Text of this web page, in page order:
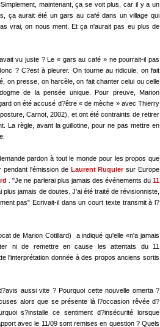
maintenant, ça se voit plus, car il y a un
ça aurait été un gars au café dans un village qui
vrai, on nous ment. Et ça n'aurait pas eu plus de
vu juste ? Le « gars au café » ne pourrait-il pas
? C?est à pleurer. On tourne au ridicule, on fait
on presse, on harcèle, on fait chanter celui ou celle
de la pensée unique. Pour preuve, Marion
on été accusé d?être « de mèche » avec Thierry
Carnot, 2002), et ont été contraints de retirer
La règle, avant la guillotine, pour ne pas mettre en
pardon à tout le monde pour les propos que
pendant l'émission de Laurent Ruquiersur Europe
. "Je ne parlerai plus jamais des événements du11
plus jamais de doutes. J'ai été traité de révisionniste,
pas" Ecrivait-il dans un court texte transmit à l?
de Marion Cotillard) a indiqué qu'elle «n'a jamais
ni de remettre en cause les attentats du 11
l'interprétation donnée à des propos anciens sortis
aussi vite ? Pourquoi cette nouvelle omerta ?
alors que se présente là l?occasion rêvée d?
s?installe ce sentiment d?insécurité lorsque
avec le 11/09 sont remises en question ? Quels